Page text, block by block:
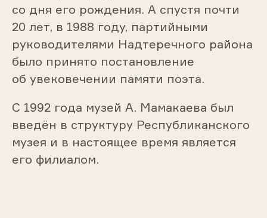
со дня его рождения. А спустя почти
20 лет, в 1988 году, партийными
руководителями Надтеречного района
было принято постановление
об увековечении памяти поэта.
С 1992 года музей А. Мамакаева был
введён в структуру Республиканского
музея и в настоящее время является
его филиалом.